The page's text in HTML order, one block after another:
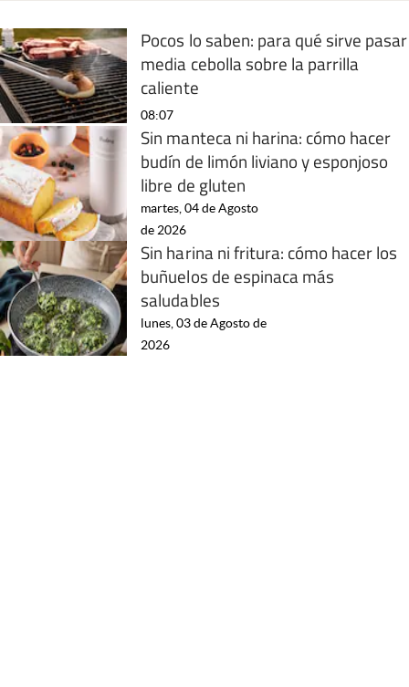
Pocos lo saben: para qué sirve pasar
media cebolla sobre la parrilla
caliente
08:07
Sin manteca ni harina: cómo hacer
budín de limón liviano y esponjoso
libre de gluten
martes, 04 de Agosto
de 2026
Sin harina ni fritura: cómo hacer los
buñuelos de espinaca más
saludables
lunes, 03 de Agosto de
2026